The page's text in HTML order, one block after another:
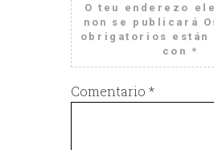
O teu enderezo
non se publicará
obrigatorios están
con *
Comentario *